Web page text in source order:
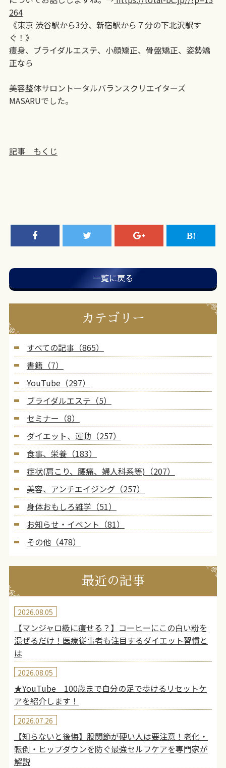
264
《東京 渋谷駅から3分、新宿駅から７分の下北沢駅す
ぐ！》
痩身、ブライダルエステ、小顔矯正、骨盤矯正、姿勢矯
正なら
美容整体サロントータルバランスクリエイターズ
MASARUでした。
記事 もくじ
一覧に戻る
カテゴリー
すべての記事（865）
書籍（7）
YouTube（297）
ブライダルエステ（5）
セミナー（8）
ダイエット、運動（257）
食事、栄養（183）
症状(肩こり、腰痛、婦人科系等)（207）
美容、アンチエイジング（257）
身体おもしろ雑学（51）
お知らせ・イベント（81）
その他（478）
最近の記事
【マンジャロ級に痩せる？】コーヒーにこの白い粉を
混ぜるだけ！医療従事者も注目するダイエット習慣と
は
2026.08.05
★YouTube 100歳まで自分の足で歩けるリセットケ
アを紹介します！
2026.08.05
【知らないと後悔】股関節が硬い人は要注意！老化・
転倒・ヒップダウンを防ぐ最強セルフケアを専門家が
解説
2026.07.26